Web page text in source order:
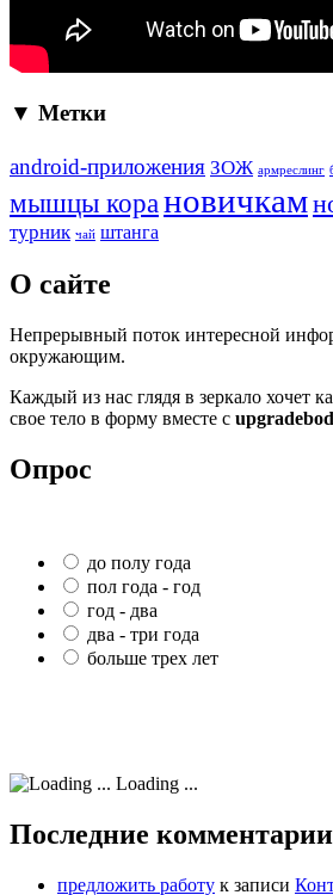
▼ Метки
android-приложения ЗОЖ армреслинг
мышцы корановичкам
турник чай штанга
О сайте
Непрерывный поток интересной
окружающим.
Каждый из нас глядя в зеркало хочет
свое тело в форму вместе с
Опрос
до полу года
пол года - год
год - два
два - три года
больше трех лет
Loading ...
Последние комментарии
предложить работу к записи